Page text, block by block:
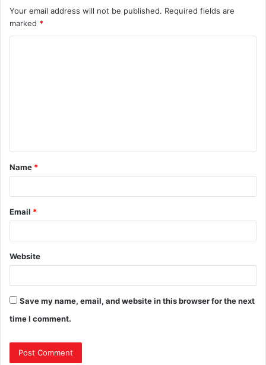
Your email address will not be published. Required fields are
marked *
t
*
Name *
Email *
Website
Save my name, email, and website in this browser for the next
time I comment.